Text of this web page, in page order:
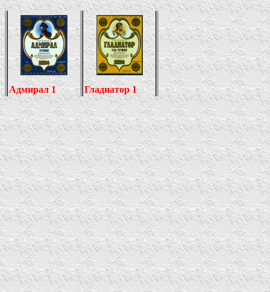
Адмирал 1 Гладиатор 1